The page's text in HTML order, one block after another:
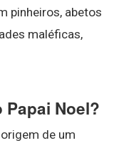
pinheiros, abetos
maléficas,
Noel?
de um